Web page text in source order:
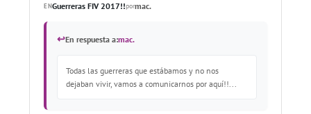
ENGuerreras FIV 2017!!pormac.
↩En respuesta a:mac.
Todas las guerreras que estábamos y no nos
dejaban vivir, vamos a comunicarnos por aquí!!...